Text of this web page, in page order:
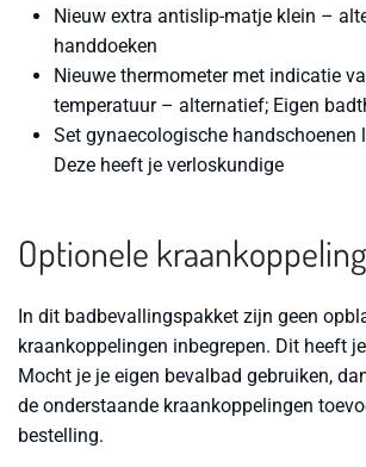
Nieuw extra antislip-matje klein –
handdoeken
Nieuwe thermometer met indicatie
temperatuur – alternatief; Eigen
Set gynaecologische handschoenen
Deze heeft je verloskundige
Optionele
In dit badbevallingspakket zijn geen
kraankoppelingen inbegrepen. Dit heeft
Mocht je je eigen bevalbad gebruiken,
de onderstaande kraankoppelingen
bestelling.